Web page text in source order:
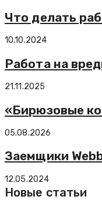
Что делать
10.10.2024
Работа на
21.11.2025
«Бирюзовые
05.08.2026
Заемщики
12.05.2024
Новые статьи